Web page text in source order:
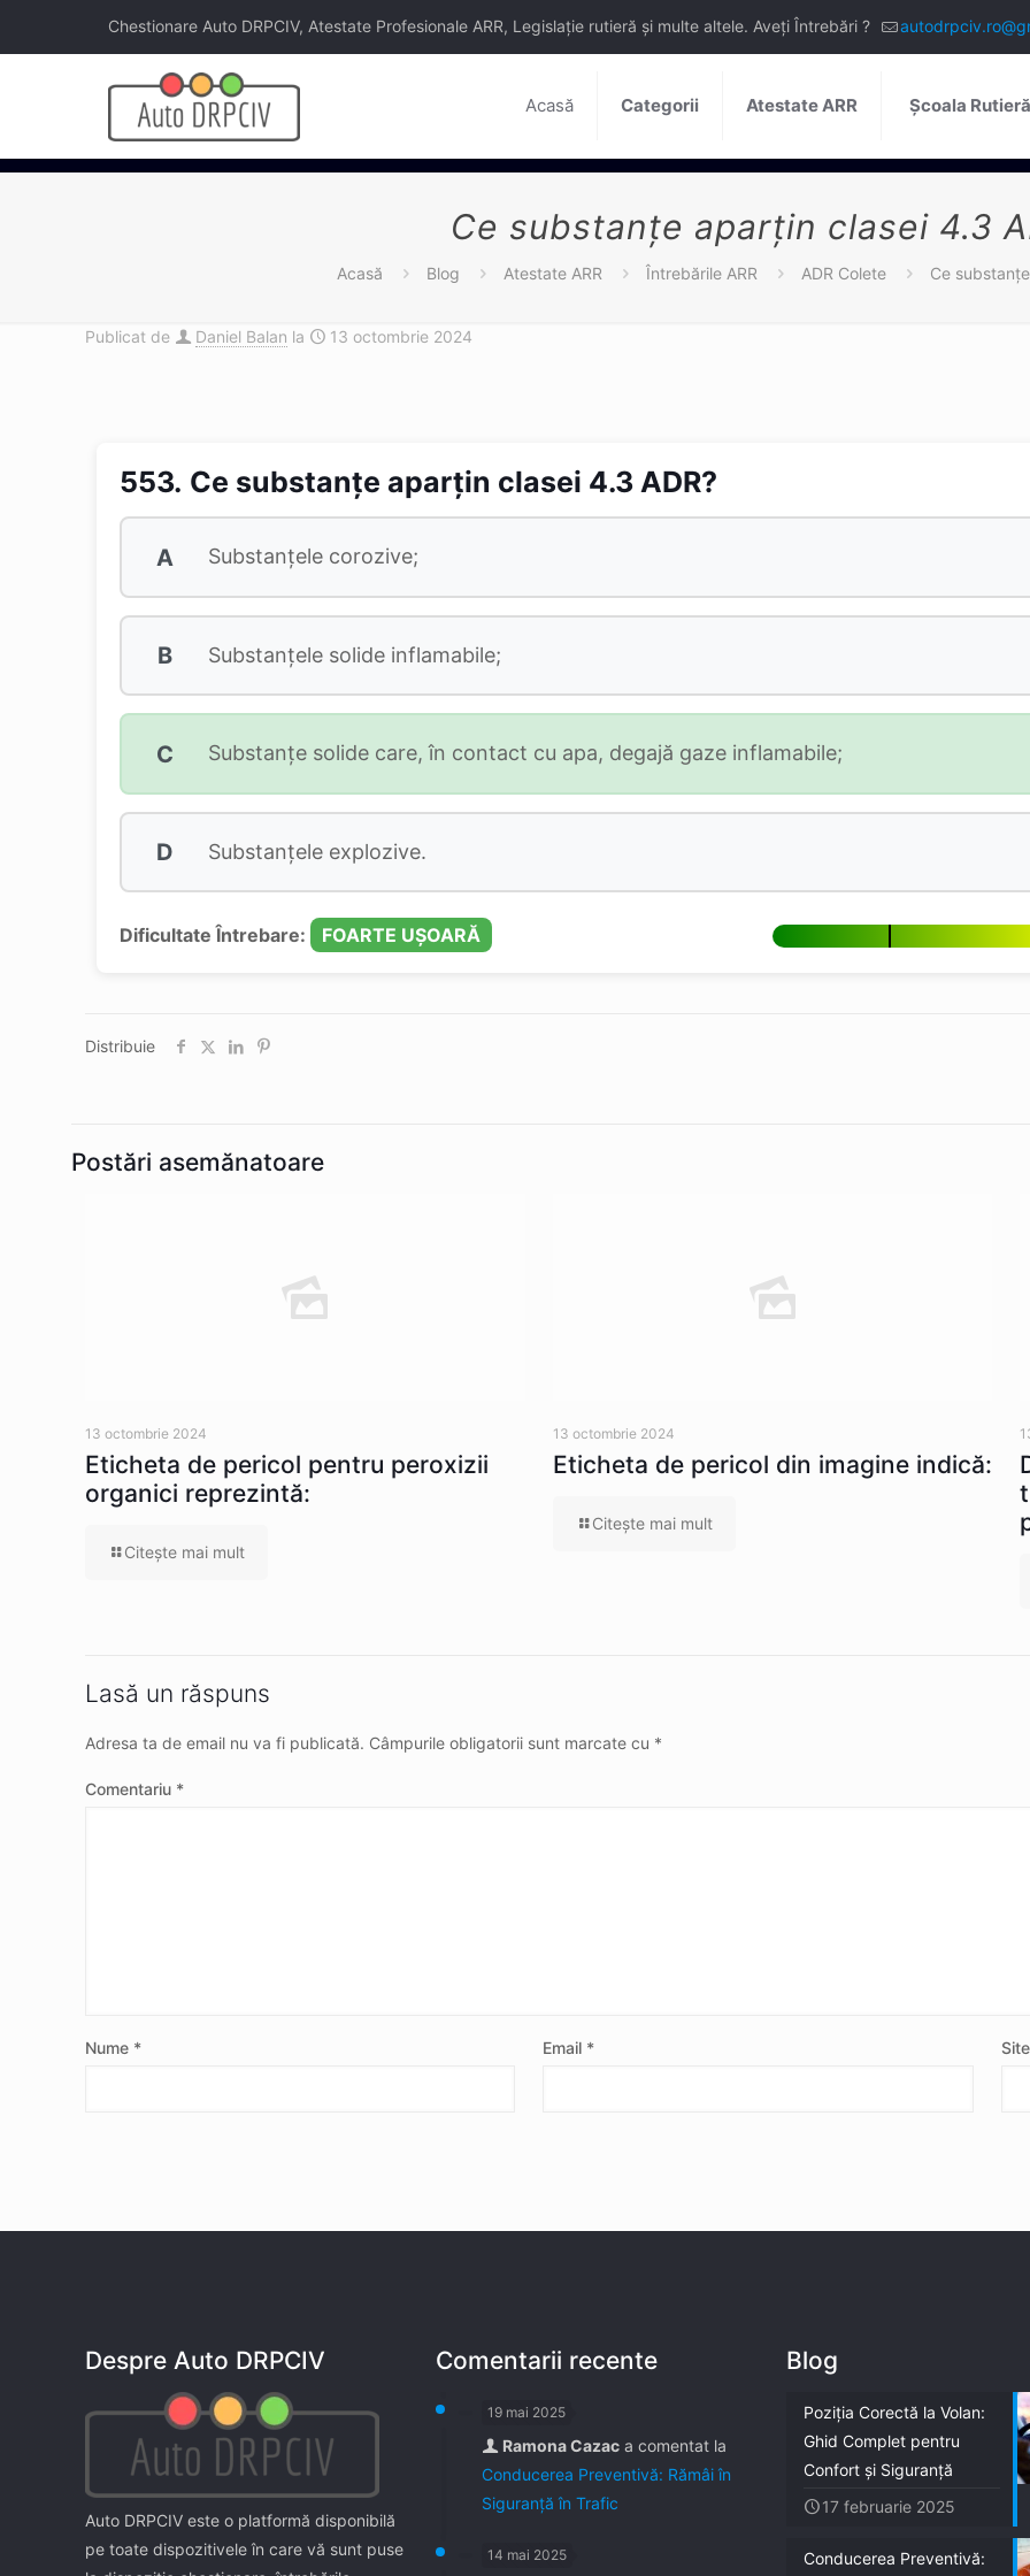
Chestionare Auto DRPCIV, Atestate Profesionale ARR, Legislație rutieră și multe altele. Aveți Întrebări ?
Acasă Categorii Atestate ARR Școala
Ce substanţe aparţin clasei 4.3
Acasă Blog Atestate ARR Întrebările ARR ADR Colete Ce
Publicat de Daniel Balan la 13 octombrie 2024
553. Ce substanţe aparţin clasei 4.3 ADR?
A Substanţele corozive;
B Substanţele solide inflamabile;
C Substanţe solide care, în contact cu apa, degajă gaze inflamabile;
D Substanţele explozive.
Dificultate Întrebare: FOARTE UȘOARĂ
Distribuie
Postări asemănatoare
13 octombrie 2024
Eticheta de pericol pentru peroxizii
organici reprezintă:
Citeşte mai mult
13 octombrie 2024
Eticheta de pericol din imagine indică:
Citeşte mai mult
Lasă un răspuns
Adresa ta de email nu va fi publicată. Câmpurile obligatorii sunt marcate cu *
Comentariu *
Nume * Email *
Despre Auto DRPCIV
Auto DRPCIV este o platformă disponibilă
pe toate dispozitivele în care vă sunt puse
Comentarii recente
19 mai 2025
Ramona Cazac a comentat la
Conducerea Preventivă: Rămâi în
Siguranță în Trafic
14 mai 2025
Blog
Poziția Corectă la Volan:
Ghid Complet pentru
Confort și Siguranță
17 februarie 2025
Conducerea Preventivă: